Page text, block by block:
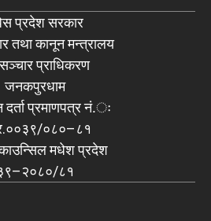
प्रदेश सरकार
तथा कानून मन्त्रालय
प्राधिकरण
जनकपुरधाम
प्रमाणपत्र नं.ः
०८०–८१
काउन्सिल मधेश प्रदेश
८१